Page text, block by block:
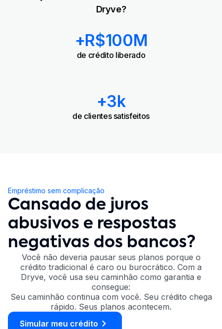
Dryve?
+R$100M
de crédito liberado
+3k
de clientes satisfeitos
Empréstimo sem complicação
Cansado de juros
abusivos e respostas
negativas dos bancos?
Você não deveria pausar seus planos porque o
crédito tradicional é caro ou burocrático. Com a
Dryve, você usa seu caminhão como garantia e
consegue:
Seu caminhão continua com você. Seu crédito chega
rápido. Seus planos acontecem.
Simular meu crédito